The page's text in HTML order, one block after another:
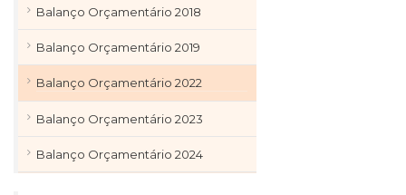
Balanço Orçamentário 2018
Balanço Orçamentário 2019
Balanço Orçamentário 2022
Balanço Orçamentário 2023
Balanço Orçamentário 2024